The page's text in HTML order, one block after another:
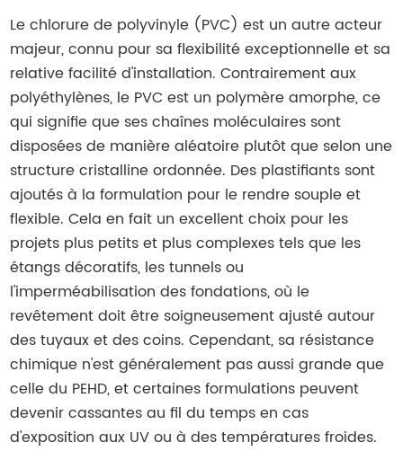
Le chlorure de polyvinyle (PVC) est un autre acteur
majeur, connu pour sa flexibilité exceptionnelle et sa
relative facilité d'installation. Contrairement aux
polyéthylènes, le PVC est un polymère amorphe, ce
qui signifie que ses chaînes moléculaires sont
disposées de manière aléatoire plutôt que selon une
structure cristalline ordonnée. Des plastifiants sont
ajoutés à la formulation pour le rendre souple et
flexible. Cela en fait un excellent choix pour les
projets plus petits et plus complexes tels que les
étangs décoratifs, les tunnels ou
l'imperméabilisation des fondations, où le
revêtement doit être soigneusement ajusté autour
des tuyaux et des coins. Cependant, sa résistance
chimique n'est généralement pas aussi grande que
celle du PEHD, et certaines formulations peuvent
devenir cassantes au fil du temps en cas
d'exposition aux UV ou à des températures froides.